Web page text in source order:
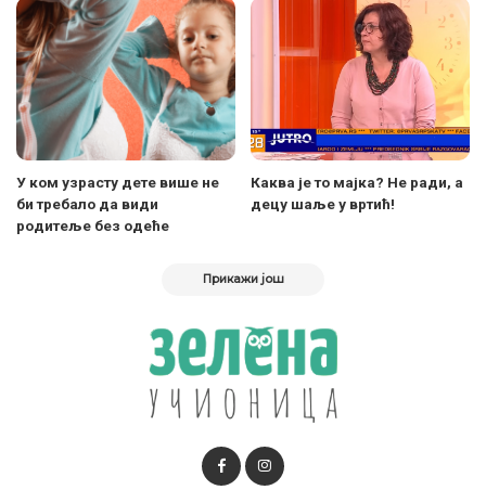
У ком узрасту дете више не
би требало да види
родитеље без одеће
Каква је то мајка? Не ради, а
децу шаље у вртић!
Прикажи још